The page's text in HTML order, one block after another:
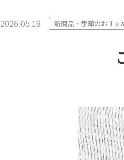
2026.05.18 新商品・季節のおすす